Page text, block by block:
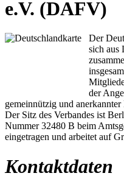
e.V. (DAFV)
Der
sich aus
der
gemeinnützig und
Der Sitz des Verbandes ist
Nummer 32480 B beim
eingetragen und arbeitet auf
Kontaktdaten